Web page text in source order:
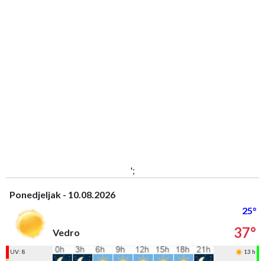
';
Ponedjeljak - 10.08.2026
25°
Vedro
37°
UV: 8
13 h